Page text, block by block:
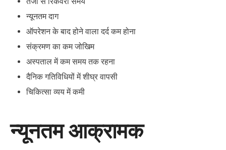
न्यूनतम दाग
ऑपरेशन के बाद होने वाला दर्द कम होना
संक्रमण का कम जोखिम
अस्पताल में कम समय तक रहना
दैनिक गतिविधियों में शीघ्र वापसी
चिकित्सा व्यय में कमी
न्यूनतम आक्रामक